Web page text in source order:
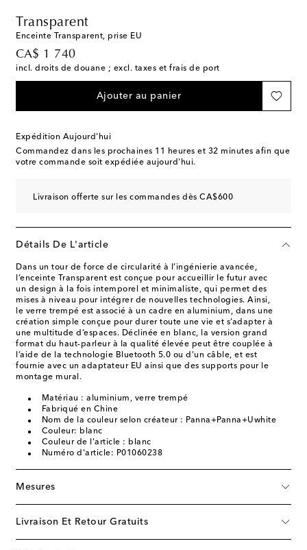
Transparent
Enceinte Transparent, prise EU
CA$ 1 740
original price
incl. droits de douane ; excl. taxes et frais de port
Ajouter au panier
Expédition Aujourd'hui
Commandez dans les prochaines 11 heures et 32 minutes afin que
votre commande soit expédiée aujourd'hui.
Livraison offerte sur les commandes dès CA$600
Détails De L'article
Dans un tour de force de circularité à l’ingénierie avancée,
l’enceinte Transparent est conçue pour accueillir le futur avec
un design à la fois intemporel et minimaliste, qui permet des
mises à niveau pour intégrer de nouvelles technologies. Ainsi,
le verre trempé est associé à un cadre en aluminium, dans une
création simple conçue pour durer toute une vie et s’adapter à
une multitude d’espaces. Déclinée en blanc, la version grand
format du haut-parleur à la qualité élevée peut être couplée à
l’aide de la technologie Bluetooth 5.0 ou d’un câble, et est
fournie avec un adaptateur EU ainsi que des supports pour le
montage mural.
Matériau : aluminium, verre trempé
Fabriqué en Chine
Nom de la couleur selon créateur : Panna+Panna+Uwhite
Couleur: blanc
Couleur de l'article : blanc
Numéro d'article: P01060238
Mesures
Livraison Et Retour Gratuits